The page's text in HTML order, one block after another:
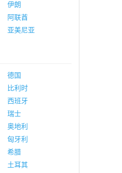
伊朗
阿联酋
亚美尼亚
德国
比利时
西班牙
瑞士
奥地利
匈牙利
希腊
土耳其